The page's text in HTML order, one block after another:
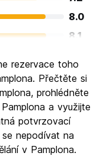
8.0
8.1
8.8
8.2
8.0
rezervace toho
Přečtěte si
prohlédněte
a využijte
potvrzovací
nepodívat na
v Pamplona.